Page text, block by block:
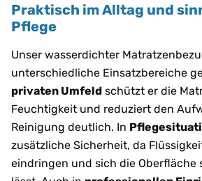
Praktisch im Alltag und
Pflege
Unser wasserdichter
unterschiedliche Einsatzbereiche
privaten Umfeld schützt er die
Feuchtigkeit und reduziert den
Reinigung deutlich. In
zusätzliche Sicherheit, da
eindringen und sich die Oberfläche